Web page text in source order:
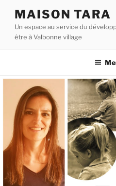
contenu
principal
MAISON TARA
Un espace au service du
être à Valbonne village